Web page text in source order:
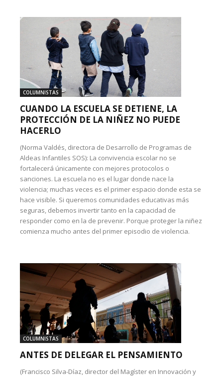
COLUMNISTAS
CUANDO LA ESCUELA SE DETIENE, LA
PROTECCIÓN DE LA NIÑEZ NO PUEDE
HACERLO
(Norma Valdés, directora de Desarrollo de Programas de
Aldeas Infantiles SOS): La convivencia escolar no se
fortalecerá únicamente con mejores protocolos o
sanciones. La escuela no es el lugar donde nace la
violencia; muchas veces es el primer espacio donde esta se
hace visible. Si queremos comunidades educativas más
seguras, debemos invertir tanto en la capacidad de
responder como en la de prevenir. Porque proteger la niñez
comienza mucho antes del primer episodio de violencia.
COLUMNISTAS
ANTES DE DELEGAR EL PENSAMIENTO
(Francisco Silva-Díaz, director del Magíster en Innovación y